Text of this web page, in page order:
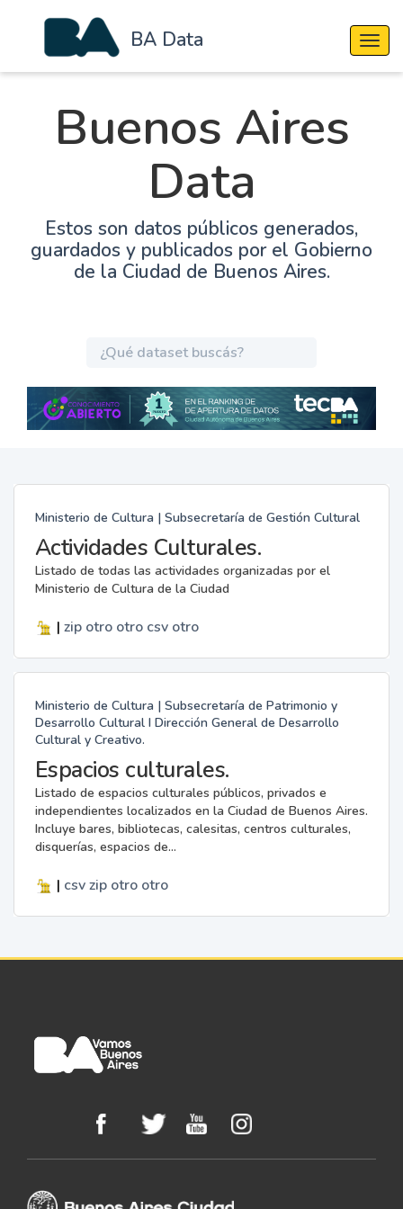
BA Data
Buenos Aires
Data
Estos son datos públicos generados,
guardados y publicados por el Gobierno
de la Ciudad de Buenos Aires.
Ministerio de Cultura | Subsecretaría de Gestión Cultural
Actividades Culturales.
Listado de todas las actividades organizadas por el
Ministerio de Cultura de la Ciudad
| zip otro otro csv otro
Ministerio de Cultura | Subsecretaría de Patrimonio y
Desarrollo Cultural I Dirección General de Desarrollo
Cultural y Creativo.
Espacios culturales.
Listado de espacios culturales públicos, privados e
independientes localizados en la Ciudad de Buenos Aires.
Incluye bares, bibliotecas, calesitas, centros culturales,
disquerías, espacios de...
| csv zip otro otro